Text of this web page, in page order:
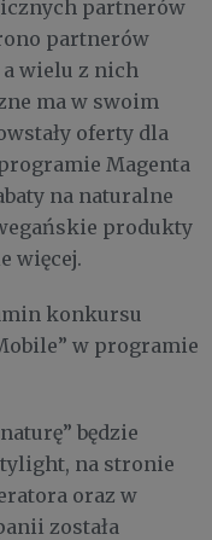
partnerów
partnerów
wielu z nich
ma w swoim
oferty dla
Magenta
na naturalne
produkty
więcej.
konkursu
w programie
będzie
na stronie
oraz w
została